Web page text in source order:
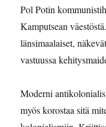
Pol Potin
Kamputsean
länsimaalaiset,
vastuussa
Moderni
myös korostaa sitä